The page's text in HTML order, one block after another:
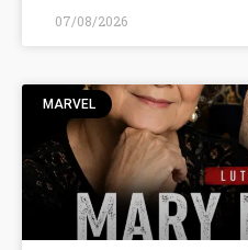
07/08/2026
MARVEL